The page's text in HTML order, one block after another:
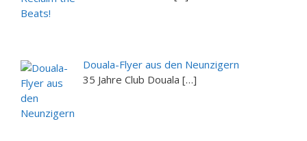
Douala-Flyer aus den Neunzigern
35 Jahre Club Douala […]